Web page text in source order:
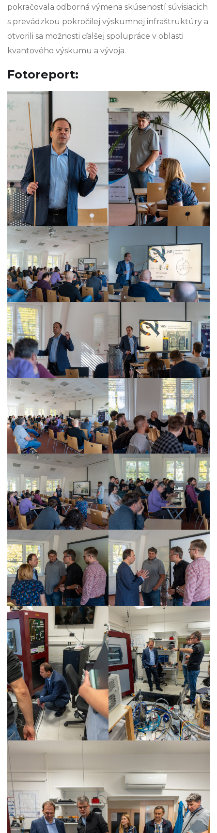
pokračovala odborná výmena skúseností súvisiacich
s prevádzkou pokročilej výskumnej infraštruktúry a
otvorili sa možnosti ďalšej spolupráce v oblasti
kvantového výskumu a vývoja.
Fotoreport: